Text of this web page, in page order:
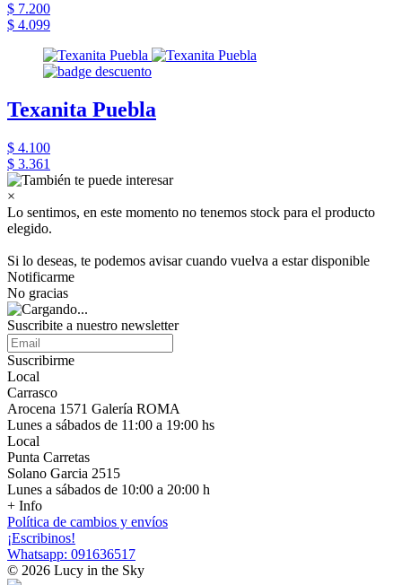
$ 7.200
$ 4.099
Texanita Puebla
$ 4.100
$ 3.361
×
Lo sentimos, en este momento no tenemos stock para el producto
elegido.
Si lo deseas, te podemos avisar cuando vuelva a estar disponible
Notificarme
No gracias
Suscribite a nuestro newsletter
Suscribirme
Local
Carrasco
Arocena 1571 Galería ROMA
Lunes a sábados de 11:00 a 19:00 hs
Local
Punta Carretas
Solano Garcia 2515
Lunes a sábados de 10:00 a 20:00 h
+ Info
Política de cambios y envíos
¡Escribinos!
Whatsapp: 091636517
© 2026 Lucy in the Sky